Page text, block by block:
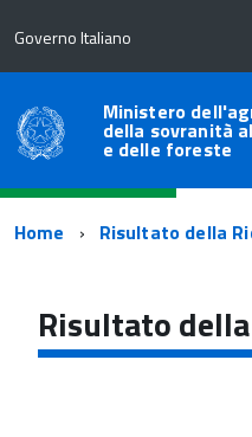
Governo Italiano
Ministero
della sovranità
e delle foreste
Percorso
navigazione
Home Risultato della
Risultato